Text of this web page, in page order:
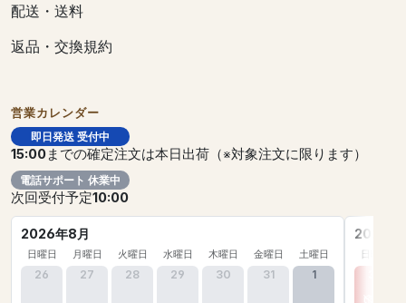
配送・送料
返品・交換規約
営業カレンダー
即日発送 受付中
15:00までの確定注文は本日出荷（※対象注文に限ります）
電話サポート 休業中
次回受付予定10:00
2026年8月
日曜日 月曜日 火曜日 水曜日 木曜日 金曜日 土曜日
26 27 28 29 30 31 1
2026年
日曜日